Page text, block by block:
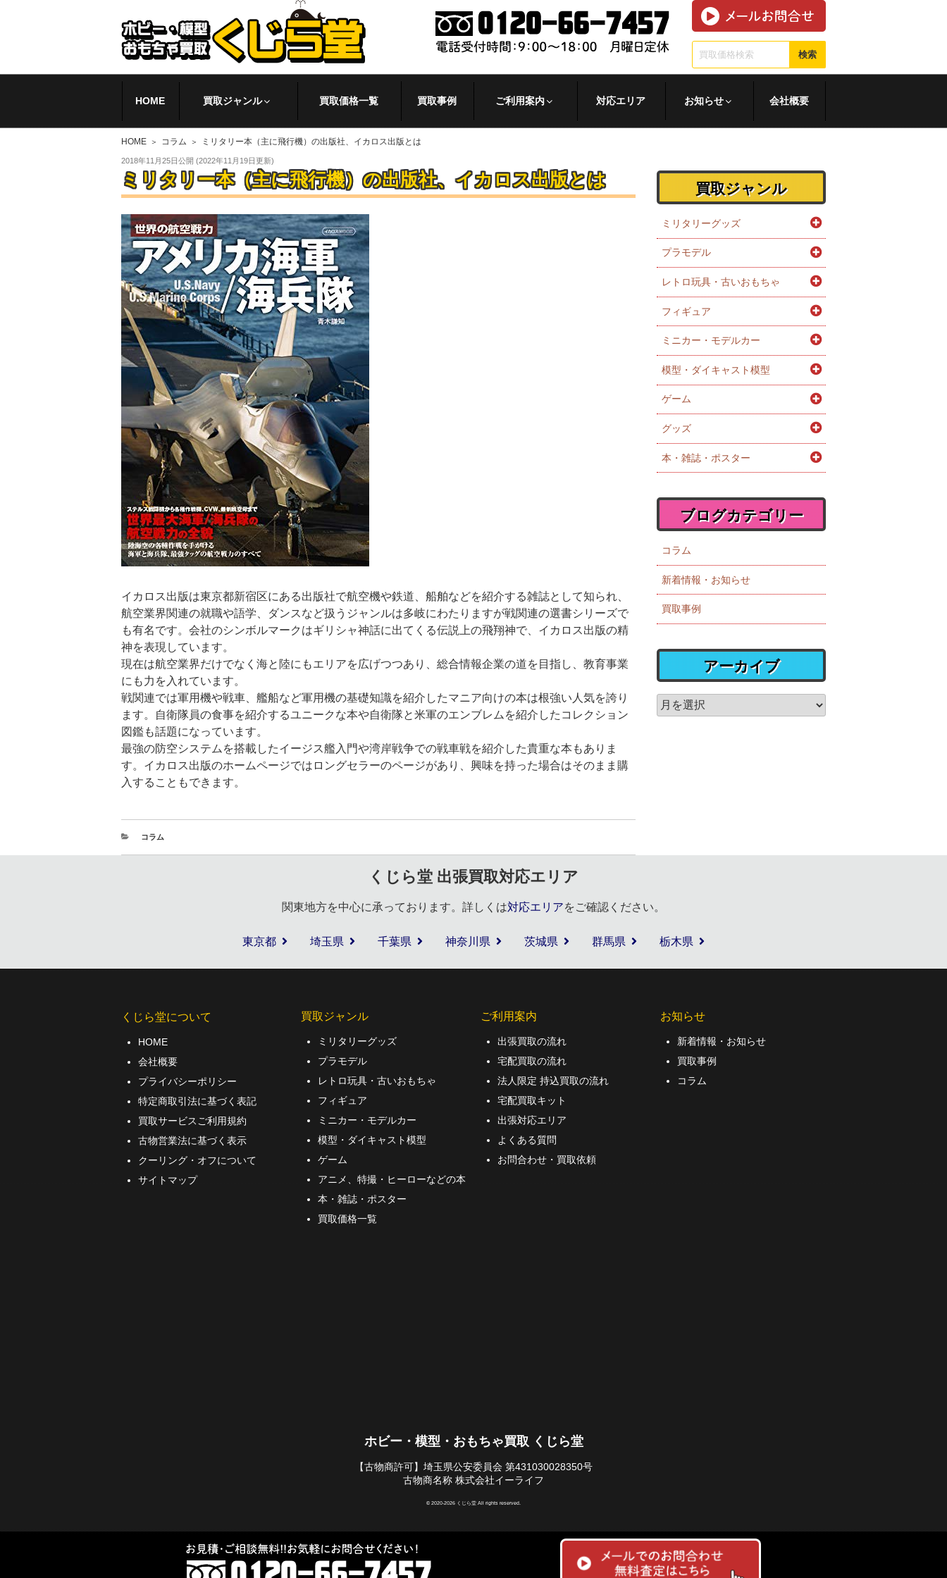
検索
HOME 買取ジャンル 買取価格一覧 買取事例 ご利用案内 対応エリア お知らせ 会社概要
HOME コラム ミリタリー本（主に飛行機）の出版社、イカロス出版とは
2018年11月25日公開 (2022年11月19日 更新)
ミリタリー本（主に飛行機）の出版社、イカロス出版とは
イカロス出版は東京都新宿区にある出版社で航空機や鉄道、船舶などを紹介する雑誌として知られ、
航空業界関連の就職や語学、ダンスなど扱うジャンルは多岐にわたりますが戦関連の選書シリーズで
も有名です。会社のシンボルマークはギリシャ神話に出てくる伝説上の飛翔神で、イカロス出版の精
神を表現しています。
現在は航空業界だけでなく海と陸にもエリアを広げつつあり、総合情報企業の道を目指し、教育事業
にも力を入れています。
戦関連では軍用機や戦車、艦船など軍用機の基礎知識を紹介したマニア向けの本は根強い人気を誇り
ます。自衛隊員の食事を紹介するユニークな本や自衛隊と米軍のエンブレムを紹介したコレクション
図鑑も話題になっています。
最強の防空システムを搭載したイージス艦入門や湾岸戦争での戦車戦を紹介した貴重な本もありま
す。イカロス出版のホームページではロングセラーのページがあり、興味を持った場合はそのまま購
入することもできます。
コラム
買取ジャンル
ミリタリーグッズ
プラモデル
レトロ玩具・古いおもちゃ
フィギュア
ミニカー・モデルカー
模型・ダイキャスト模型
ゲーム
グッズ
本・雑誌・ポスター
ブログカテゴリー
コラム
新着情報・お知らせ
買取事例
アーカイブ
くじら堂 出張買取対応エリア
関東地方を中心に承っております。詳しくは対応エリアをご確認ください。
東京都 埼玉県 千葉県 神奈川県 茨城県 群馬県 栃木県
くじら堂について
HOME
会社概要
プライバシーポリシー
特定商取引法に基づく表記
買取サービスご利用規約
古物営業法に基づく表示
クーリング・オフについて
サイトマップ
買取ジャンル
ミリタリーグッズ
プラモデル
レトロ玩具・古いおもちゃ
フィギュア
ミニカー・モデルカー
模型・ダイキャスト模型
ゲーム
アニメ、特撮・ヒーローなどの本
本・雑誌・ポスター
買取価格一覧
ご利用案内
出張買取の流れ
宅配買取の流れ
法人限定 持込買取の流れ
宅配買取キット
出張対応エリア
よくある質問
お問合わせ・買取依頼
お知らせ
新着情報・お知らせ
買取事例
コラム
ホビー・模型・おもちゃ買取 くじら堂
【古物商許可】埼玉県公安委員会 第431030028350号
古物商名称 株式会社イーライフ
© 2020-2026 くじら堂 All rights reserved.